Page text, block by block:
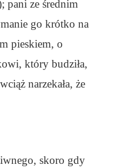
pani ze średnim
go krótko na
pieskiem, o
który budziła,
narzekała, że
skoro gdy